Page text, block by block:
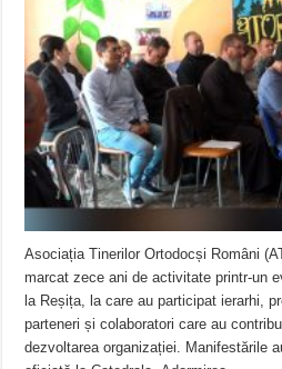
ANUNŢ OPRIRE APĂ în CARANSEBEȘ
ANUNȚ OPRIRE APĂ în Reșița, cartier
Asociația Tinerilor Ortodocși Români
marcat zece ani de activitate printr-un
la Reșița, la care au participat ierarhi,
parteneri și colaboratori care au
dezvoltarea organizației. Manifestările